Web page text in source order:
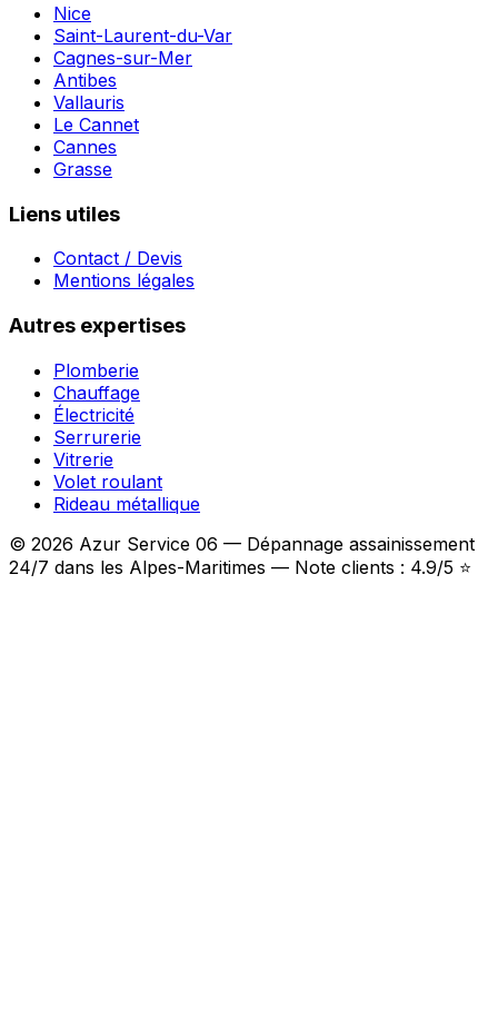
Nice
Saint-Laurent-du-Var
Cagnes-sur-Mer
Antibes
Vallauris
Le Cannet
Cannes
Grasse
Liens utiles
Contact / Devis
Mentions légales
Autres expertises
Plomberie
Chauffage
Électricité
Serrurerie
Vitrerie
Volet roulant
Rideau métallique
© 2026 Azur Service 06 — Dépannage assainissement
24/7 dans les Alpes-Maritimes — Note clients : 4.9/5 ⭐